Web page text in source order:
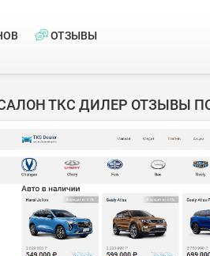
ОТЗЫВЫ
ТКС ДИЛЕР ОТЗЫВЫ